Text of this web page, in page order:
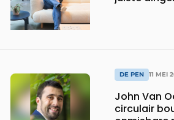
DE PEN 11 MEI
John Van
circulair